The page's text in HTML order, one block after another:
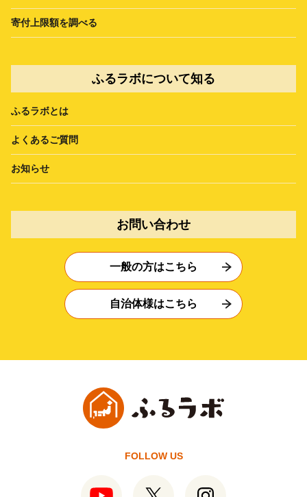
寄付上限額を調べる
ふるラボについて知る
ふるラボとは
よくあるご質問
お知らせ
お問い合わせ
一般の方はこちら
自治体様はこちら
FOLLOW US